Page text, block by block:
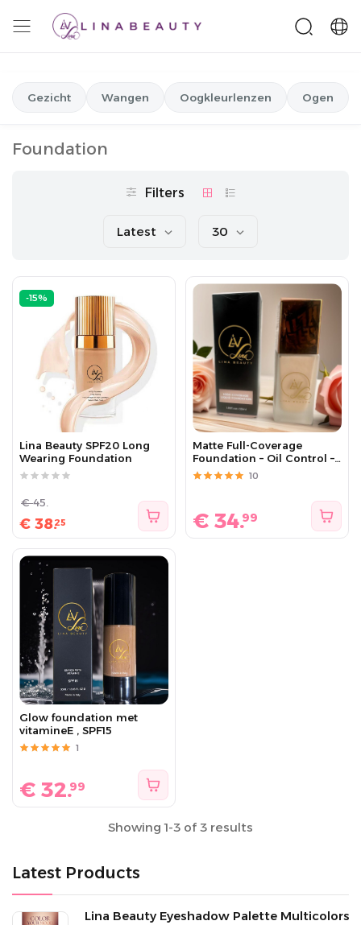
Latest Products
Lina Beauty Eyeshadow Palette Multicolors
Gezicht Wangen Oogkleurlenzen Ogen
Foundation
Filters
Latest 30
-15%
Lina Beauty SPF20 Long
Wearing Foundation
€ 38.25
€45.
Matte Full-Coverage
Foundation – Oil Control –
Long Lasting – Vegan – Lina
Beauty
10
€ 34.99
Glow foundation met
vitamineE , SPF15
1
€ 32.99
Showing 1-3 of 3 results